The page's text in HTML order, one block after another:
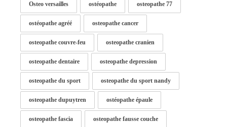
Osteo versailles ostéopathe osteopathe 77
ostéopathe agréé osteopathe cancer
osteopathe couvre-feu osteopathe cranien
osteopathe dentaire osteopathe depression
osteopathe du sport osteopathe du sport nandy
osteopathe dupuytren ostéopathe épaule
osteopathe fascia osteopathe fausse couche